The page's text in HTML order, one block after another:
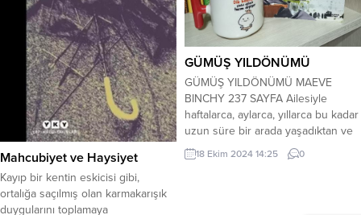
Mahcubiyet ve Haysiyet
Kayıp bir kentin eskicisi gibi,
ortalığa saçılmış olan karmakarışık
duygularını toplamaya
GÜMÜŞ YILDÖNÜMÜ
GÜMÜŞ YILDÖNÜMÜ MAEVE
BINCHY 237 SAYFA Ailesiyle
haftalarca, aylarca, yıllarca bu kadar
uzun süre bir arada yaşadıktan ve
bitmez tükenmez konuşmalar
yaptıktan sonra onları bu kadar az
18 Ekim 2024 14:25 0